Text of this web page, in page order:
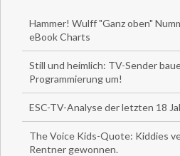
Hammer! Wulff "Ganz oben"
eBook Charts
Still und heimlich: TV-Sender
Programmierung um!
ESC-TV-Analyse der letzten 18
The Voice Kids-Quote: Kiddies
Rentner gewonnen.